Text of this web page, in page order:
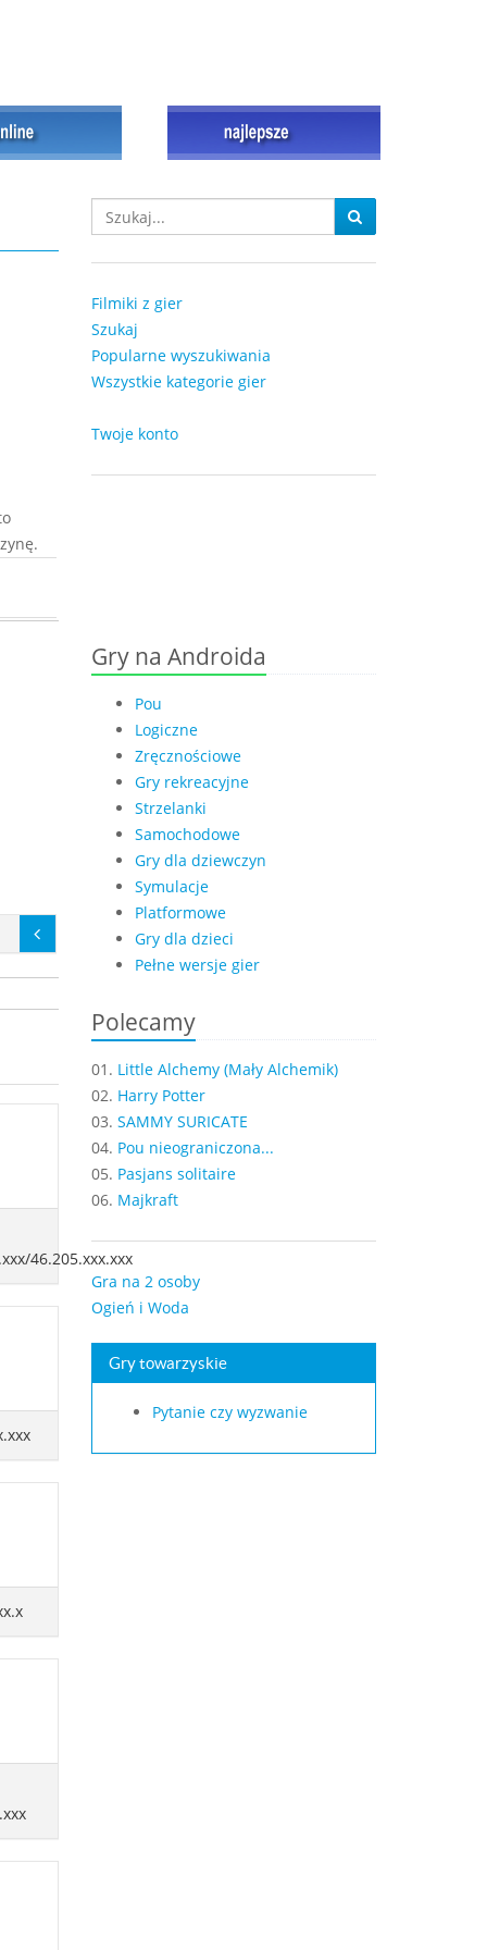
46.205.xxx.xxx
Filmiki z gier
Szukaj
Popularne wyszukiwania
Wszystkie kategorie gier
Twoje konto
Gry na Androida
Pou
Logiczne
Zręcznościowe
Gry rekreacyjne
Strzelanki
Samochodowe
Gry dla dziewczyn
Symulacje
Platformowe
Gry dla dzieci
Pełne wersje gier
Polecamy
01. Little Alchemy (Mały Alchemik)
02. Harry Potter
03. SAMMY SURICATE
04. Pou nieograniczona...
05. Pasjans solitaire
06. Majkraft
Gra na 2 osoby
Ogień i Woda
Gry towarzyskie
Pytanie czy wyzwanie